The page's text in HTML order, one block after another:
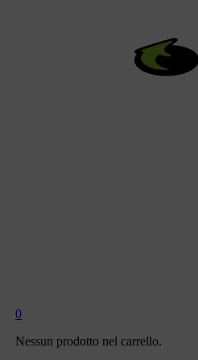
0
Nessun prodotto nel carrello.